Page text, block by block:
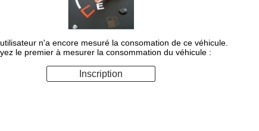
n'a encore mesuré la consomation de ce véhicule.
le premier à mesurer la consommation du véhicule :
Inscription